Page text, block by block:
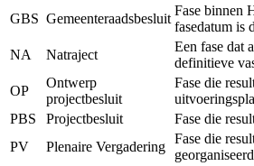
GBS Gemeenteraadsbesluit
Fase binnen
fasedatum is
NA
Natraject
Een fase dat
definitieve
OP
Ontwerp
projectbesluit
Fase die
PBS
Projectbesluit
Fase die
PV
Plenaire Vergadering
Fase die